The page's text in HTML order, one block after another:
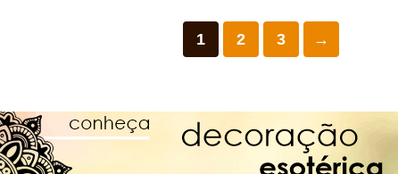
1 2 3 →